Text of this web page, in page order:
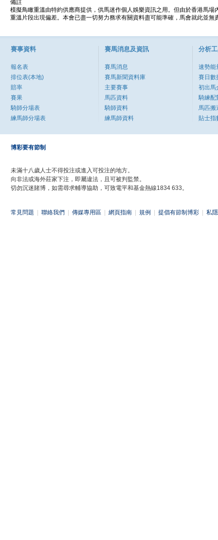
備註
模擬鳥瞰重溫由特約供應商提供，供馬迷作個人娛樂資訊之用。但由於香港馬
重溫片段出現偏差。本會已盡一切努力務求有關資料盡可能準確，馬會就此並
賽事資料
報名表
排位表(本地)
賠率
賽果
騎師分場表
練馬師分場表
賽馬消息及資訊
賽馬消息
賽馬新聞資料庫
主要賽事
馬匹資料
騎師資料
練馬師資料
分析
速勢能
賽日數
初出馬
騎練配
馬匹搬
貼士指
博彩要有節制
未滿十八歲人士不得投注或進入可投注的地方。
向非法或海外莊家下注，即屬違法，且可被判監禁。
切勿沉迷賭博，如需尋求輔導協助，可致電平和基金熱線1834 633。
常見問題 聯絡我們 傳媒專用區 網頁指南 規例 提倡有節制博彩 私